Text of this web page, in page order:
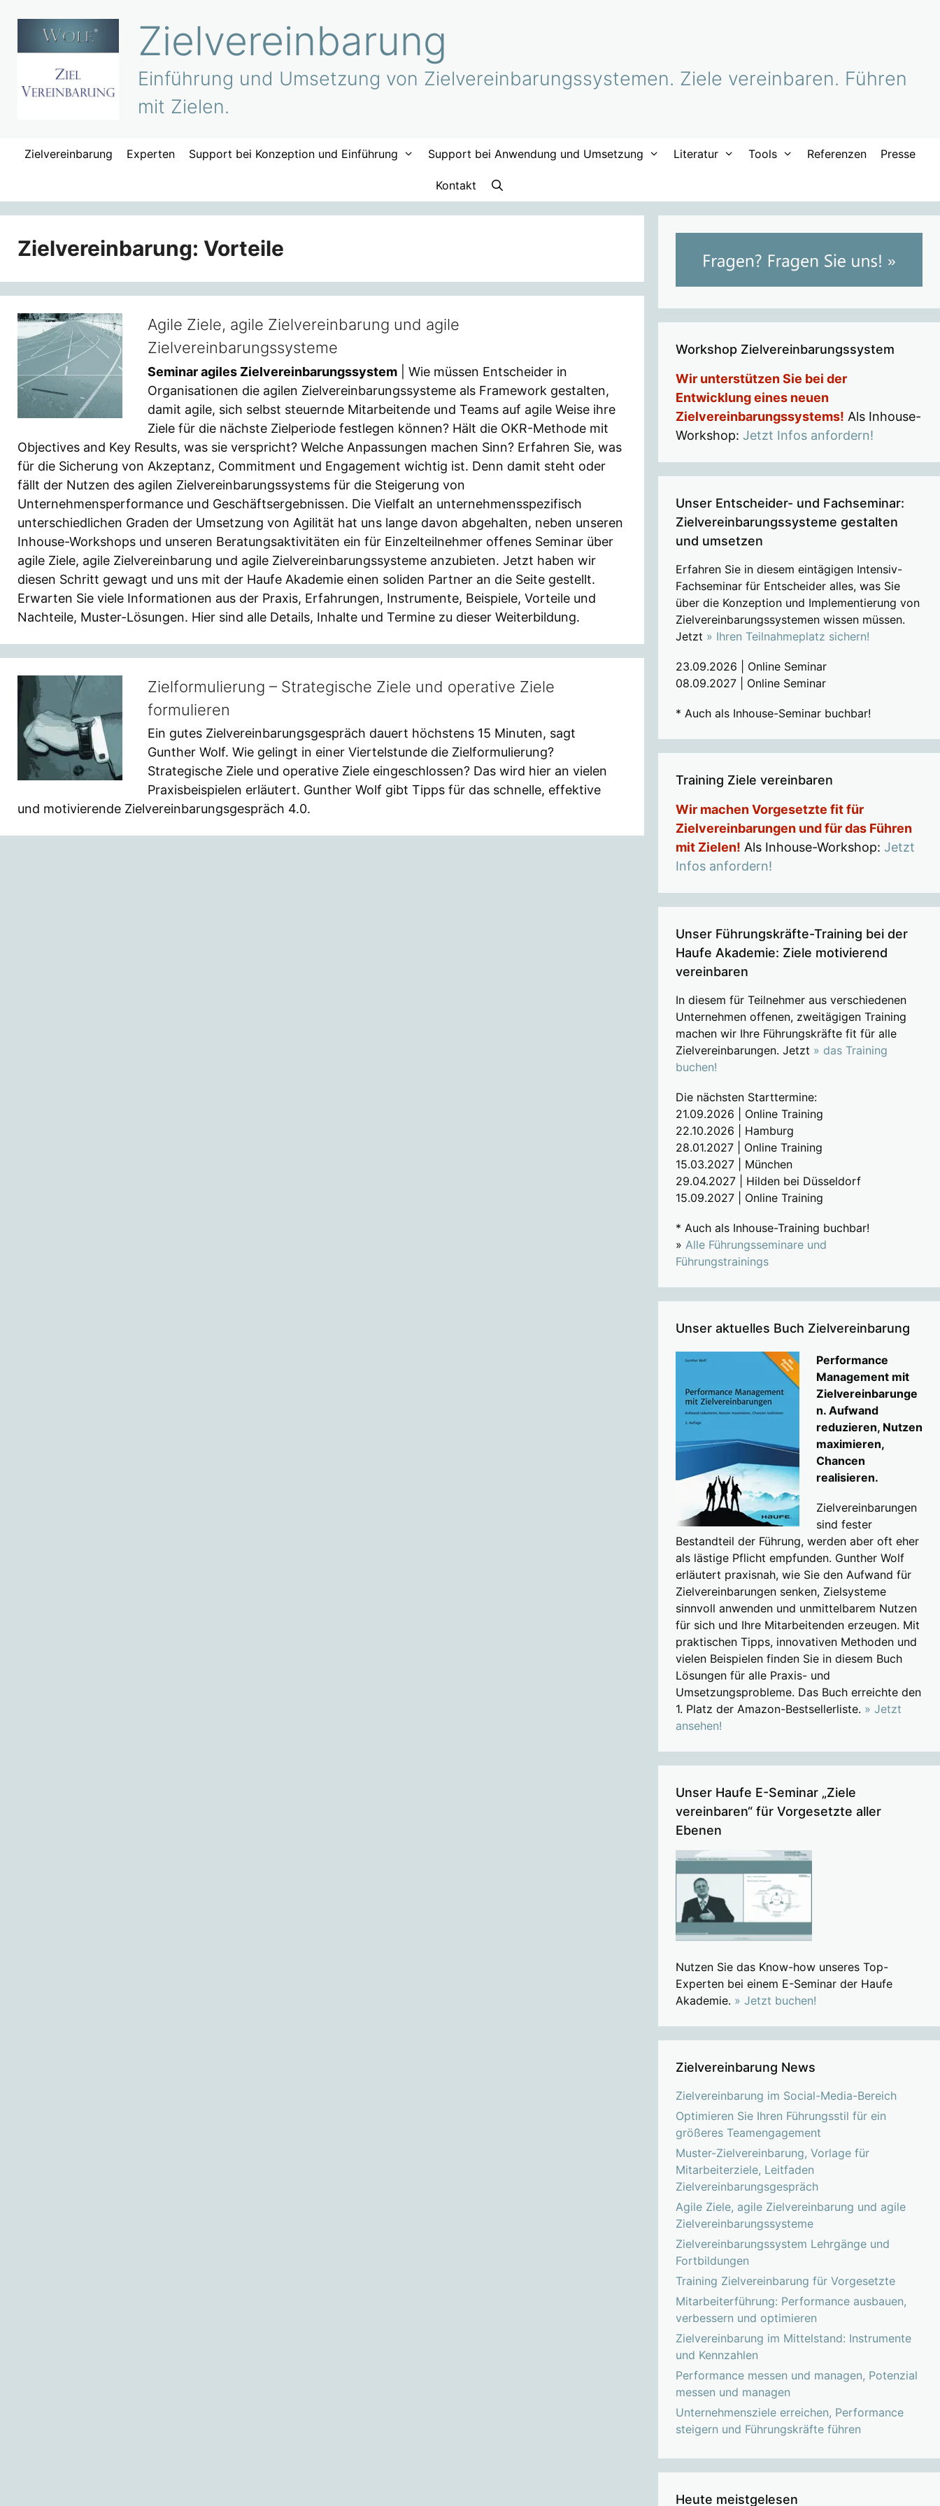
springen
Zielvereinbarung
Einführung und Umsetzung von Zielvereinbarungssystemen. Ziele vereinbaren. Führen
mit Zielen.
Zielvereinbarung Experten Support bei Konzeption und Einführung Support bei Anwendung und Umsetzung Literatur Tools Referenzen Presse
Kontakt
Zielvereinbarung: Vorteile
Agile Ziele, agile Zielvereinbarung und agile
Zielvereinbarungssysteme
Seminar agiles Zielvereinbarungssystem | Wie müssen Entscheider in
Organisationen die agilen Zielvereinbarungssysteme als Framework gestalten,
damit agile, sich selbst steuernde Mitarbeitende und Teams auf agile Weise ihre
Ziele für die nächste Zielperiode festlegen können? Hält die OKR-Methode mit
Objectives and Key Results, was sie verspricht? Welche Anpassungen machen Sinn? Erfahren Sie, was
für die Sicherung von Akzeptanz, Commitment und Engagement wichtig ist. Denn damit steht oder
fällt der Nutzen des agilen Zielvereinbarungssystems für die Steigerung von
Unternehmensperformance und Geschäftsergebnissen. Die Vielfalt an unternehmensspezifisch
unterschiedlichen Graden der Umsetzung von Agilität hat uns lange davon abgehalten, neben unseren
Inhouse-Workshops und unseren Beratungsaktivitäten ein für Einzelteilnehmer offenes Seminar über
agile Ziele, agile Zielvereinbarung und agile Zielvereinbarungssysteme anzubieten. Jetzt haben wir
diesen Schritt gewagt und uns mit der Haufe Akademie einen soliden Partner an die Seite gestellt.
Erwarten Sie viele Informationen aus der Praxis, Erfahrungen, Instrumente, Beispiele, Vorteile und
Nachteile, Muster-Lösungen. Hier sind alle Details, Inhalte und Termine zu dieser Weiterbildung.
Zielformulierung – Strategische Ziele und operative Ziele
formulieren
Ein gutes Zielvereinbarungsgespräch dauert höchstens 15 Minuten, sagt
Gunther Wolf. Wie gelingt in einer Viertelstunde die Zielformulierung?
Strategische Ziele und operative Ziele eingeschlossen? Das wird hier an vielen
Praxisbeispielen erläutert. Gunther Wolf gibt Tipps für das schnelle, effektive
und motivierende Zielvereinbarungsgespräch 4.0.
Workshop Zielvereinbarungssystem
Wir unterstützen Sie bei der
Entwicklung eines neuen
Zielvereinbarungssystems! Als Inhouse-
Workshop: Jetzt Infos anfordern!
Unser Entscheider- und Fachseminar:
Zielvereinbarungssysteme gestalten
und umsetzen
Erfahren Sie in diesem eintägigen Intensiv-
Fachseminar für Entscheider alles, was Sie
über die Konzeption und Implementierung von
Zielvereinbarungssystemen wissen müssen.
Jetzt » Ihren Teilnahmeplatz sichern!
23.09.2026 | Online Seminar
08.09.2027 | Online Seminar
* Auch als Inhouse-Seminar buchbar!
Training Ziele vereinbaren
Wir machen Vorgesetzte fit für
Zielvereinbarungen und für das Führen
mit Zielen! Als Inhouse-Workshop: Jetzt
Infos anfordern!
Unser Führungskräfte-Training bei der
Haufe Akademie: Ziele motivierend
vereinbaren
In diesem für Teilnehmer aus verschiedenen
Unternehmen offenen, zweitägigen Training
machen wir Ihre Führungskräfte fit für alle
Zielvereinbarungen. Jetzt » das Training
buchen!
Die nächsten Starttermine:
21.09.2026 | Online Training
22.10.2026 | Hamburg
28.01.2027 | Online Training
15.03.2027 | München
29.04.2027 | Hilden bei Düsseldorf
15.09.2027 | Online Training
* Auch als Inhouse-Training buchbar!
» Alle Führungsseminare und
Führungstrainings
Unser aktuelles Buch Zielvereinbarung
Performance
Management mit
Zielvereinbarunge
n. Aufwand
reduzieren, Nutzen
maximieren,
Chancen
realisieren.
Zielvereinbarungen
sind fester
Bestandteil der Führung, werden aber oft eher
als lästige Pflicht empfunden. Gunther Wolf
erläutert praxisnah, wie Sie den Aufwand für
Zielvereinbarungen senken, Zielsysteme
sinnvoll anwenden und unmittelbarem Nutzen
für sich und Ihre Mitarbeitenden erzeugen. Mit
praktischen Tipps, innovativen Methoden und
vielen Beispielen finden Sie in diesem Buch
Lösungen für alle Praxis- und
Umsetzungsprobleme. Das Buch erreichte den
1. Platz der Amazon-Bestsellerliste. » Jetzt
ansehen!
Unser Haufe E-Seminar „Ziele
vereinbaren“ für Vorgesetzte aller
Ebenen
Nutzen Sie das Know-how unseres Top-
Experten bei einem E-Seminar der Haufe
Akademie. » Jetzt buchen!
Zielvereinbarung News
Zielvereinbarung im Social-Media-Bereich
Optimieren Sie Ihren Führungsstil für ein
größeres Teamengagement
Muster-Zielvereinbarung, Vorlage für
Mitarbeiterziele, Leitfaden
Zielvereinbarungsgespräch
Agile Ziele, agile Zielvereinbarung und agile
Zielvereinbarungssysteme
Zielvereinbarungssystem Lehrgänge und
Fortbildungen
Training Zielvereinbarung für Vorgesetzte
Mitarbeiterführung: Performance ausbauen,
verbessern und optimieren
Zielvereinbarung im Mittelstand: Instrumente
und Kennzahlen
Performance messen und managen, Potenzial
messen und managen
Unternehmensziele erreichen, Performance
steigern und Führungskräfte führen
Heute meistgelesen